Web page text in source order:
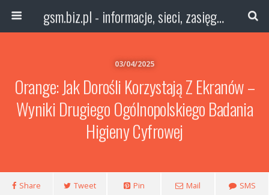
gsm.biz.pl - informacje, sieci, zasięg technologie
03/04/2025
Orange: Jak Dorośli Korzystają Z Ekranów –
Wyniki Drugiego Ogólnopolskiego Badania
Higieny Cyfrowej
Share Tweet Pin Mail SMS